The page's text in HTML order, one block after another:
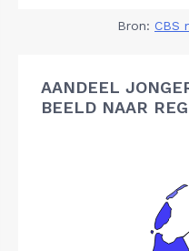
Bron: CBS
AANDEEL
BEELD NAAR